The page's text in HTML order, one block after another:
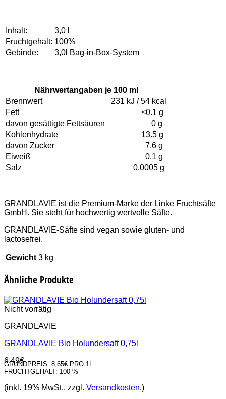
Inhalt:
3,0 l
Fruchtgehalt: 100%
Gebinde:
3,0l Bag-in-Box-System
Nährwertangaben je 100 ml
Brennwert
231 kJ / 54 kcal
Fett
<0.1 g
davon gesättigte Fettsäuren
0 g
Kohlenhydrate
13.5 g
davon Zucker
7,6 g
Eiweiß
0.1 g
Salz
0.0005 g
GRANDLAVIE ist die Premium-Marke der Linke Fruchtsäfte
GmbH. Sie steht für hochwertig wertvolle Säfte.
GRANDLAVIE-Säfte sind vegan sowie gluten- und
lactosefrei.
Gewicht 3 kg
Ähnliche Produkte
Nicht vorrätig
GRANDLAVIE
GRANDLAVIE Bio Holundersaft 0,75l
6,49€
GRUNDPREIS: 8,65€ PRO 1L
FRUCHTGEHALT: 100 %
(inkl. 19% MwSt., zzgl. Versandkosten.)